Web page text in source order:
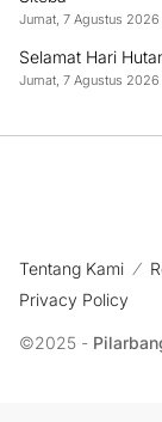
Jumat, 7 Agustus 2026
‎Selamat Hari
Jumat, 7 Agustus 2026
Tentang Kami
Privacy Policy
©2025 -